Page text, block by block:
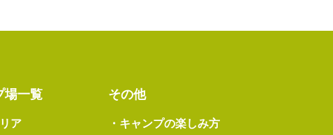
場一覧
ア
その他
・ キャンプの楽しみ方